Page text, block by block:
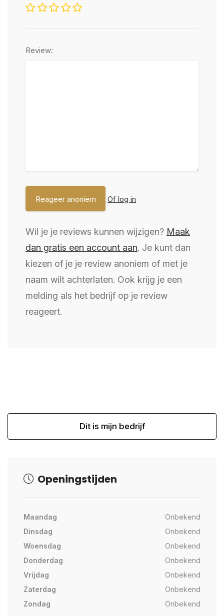
Review:
Of log in
Wil je je reviews kunnen wijzigen? Maak
dan gratis een account aan. Je kunt dan
kiezen of je je review anoniem of met je
naam wilt achterlaten. Ook krijg je een
melding als het bedrijf op je review
reageert.
Dit is mijn bedrijf
Openingstijden
Maandag
Onbekend
Dinsdag
Onbekend
Woensdag
Onbekend
Donderdag
Onbekend
Vrijdag
Onbekend
Zaterdag
Onbekend
Zondag
Onbekend